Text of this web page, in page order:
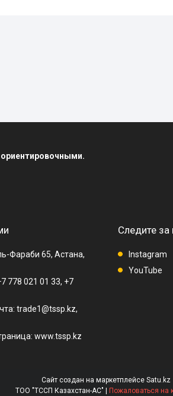
Фараби 65, Астана,
778 021 01 33, +7
trade1@tssp.kz,
www.tssp.kz
Следите за
Instagram
YouTube
Сайт создан на маркетплейсе Satu.kz
Пожаловаться на